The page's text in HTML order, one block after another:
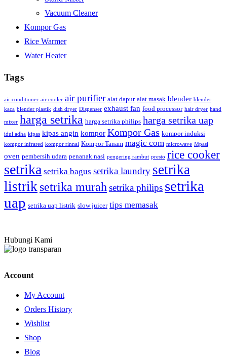
Vacuum Cleaner
Kompor Gas
Rice Warmer
Water Heater
Tags
air conditioner air cooler air purifier alat dapur alat masak blender blender
kaca blender plastik dish dryer Dispenser exhaust fan food processor hair dryer hand
mixer harga setrika harga setrika philips harga setrika uap
idul adha kipas kipas angin kompor Kompor Gas kompor induksi
kompor infrared kompor rinnai Kompor Tanam magic com microwave Mpasi
oven pembersih udara penanak nasi pengering rambut presto rice cooker
setrika setrika bagus setrika laundry setrika
listriksetrika murah setrika philips setrika
uap setrika uap listrik slow juicer tips memasak
Hubungi Kami
Account
My Account
Orders History
Wishlist
Shop
Blog